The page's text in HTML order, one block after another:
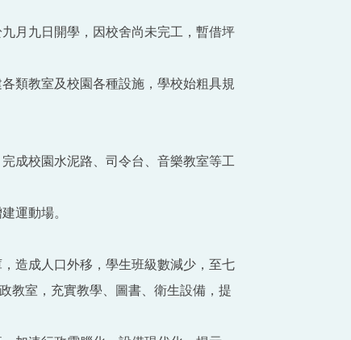
月九日開學，因校舍尚未完工，暫借坪
類教室及校園各種設施，學校始粗具規
成校園水泥路、司令台、音樂教室等工
運動場。
造成人口外移，學生班級數減少，至七
教室，充實教學、圖書、衛生設備，提